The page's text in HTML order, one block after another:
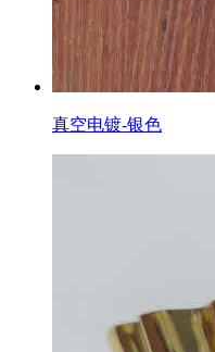
真空电镀-银色